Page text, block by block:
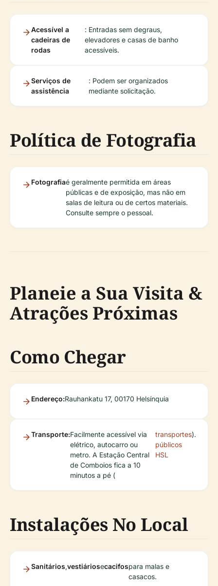
Acessível a
cadeiras de
rodas
: Entradas sem degraus,
elevadores e casas de banho
acessíveis.
Serviços de
assistência
: Podem ser organizados
mediante solicitação.
Política de Fotografia
Fotografiaé geralmente permitida em áreas
públicas e de exposição, mas não em
salas de leitura ou de certos materiais.
Consulte sempre o pessoal.
Planeie a Sua Visita &
Atrações Próximas
Como Chegar
Endereço:Rauhankatu 17, 00170 Helsínquia
Transporte:Facilmente acessível via
elétrico, autocarro ou
metro. A Estação Central
de Comboios fica a 10
minutos a pé (
transportes
públicos
HSL
).
Instalações No Local
Sanitários,vestiáriosecacifospara malas e
casacos.